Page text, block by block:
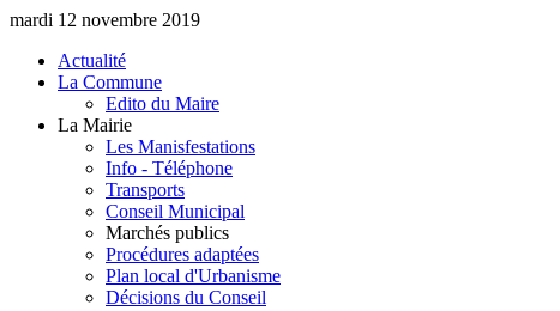
mardi 12 novembre 2019
Actualité
La Commune
Edito du Maire
La Mairie
Les Manisfestations
Info - Téléphone
Transports
Conseil Municipal
Marchés publics
Procédures adaptées
Plan local d'Urbanisme
Décisions du Conseil